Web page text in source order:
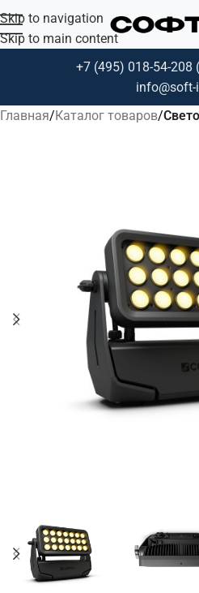
Skip to navigation
Skip to main content
+7 (495) 018-54-208
info@soft-
Главная Каталог товаров